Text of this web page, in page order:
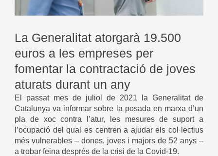
La Generalitat atorgarà 19.500
euros a les empreses per
fomentar la contractació de joves
aturats durant un any
El passat mes de juliol de 2021 la Generalitat de
Catalunya va informar sobre la posada en marxa d’un
pla de xoc contra l’atur, les mesures de suport a
l’ocupació del qual es centren a ajudar els col·lectius
més vulnerables – dones, joves i majors de 52 anys –
a trobar feina després de la crisi de la Covid-19.